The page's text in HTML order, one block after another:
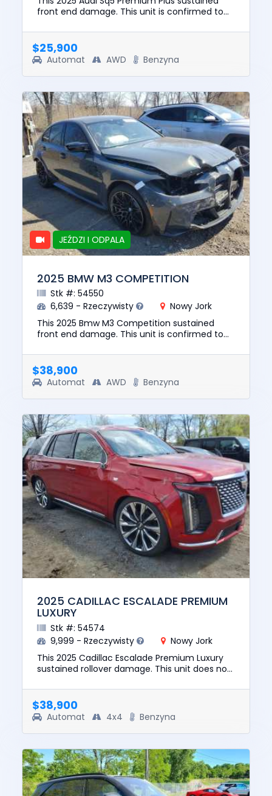
front end damage. This unit is confirmed to
vehicle was $64447. T...
$25,900
Automat AWD Benzyna
JEŹDZI I ODPALA
2025 BMW M3 COMPETITION
Stk #: 54550
6,639 - Rzeczywisty
Nowy Jork
This 2025 Bmw M3 Competition sustained
front end damage. This unit is confirmed to
vehicle was $92829. This...
$38,900
Automat AWD Benzyna
2025 CADILLAC ESCALADE PREMIUM
LUXURY
Stk #: 54574
9,999 - Rzeczywisty
Nowy Jork
This 2025 Cadillac Escalade Premium Luxury
sustained rollover damage. This unit does not
this vehicle was...
$38,900
Automat 4x4 Benzyna